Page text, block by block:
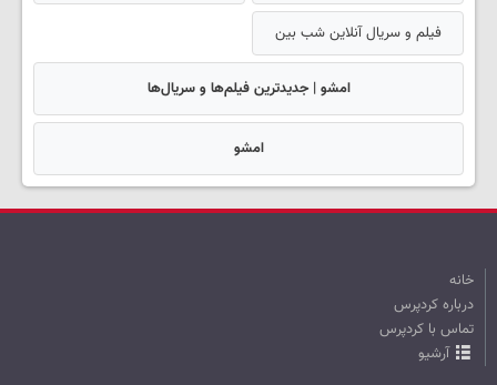
فیلم و سریال آنلاین شب بین
امشو | جدیدترین فیلم‌ها و سریال‌ها
امشو
خانه
درباره کردپرس
تماس با کردپرس
آرشیو